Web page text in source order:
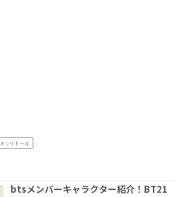
キシリトール
btsメンバーキャラクター紹介！BT21